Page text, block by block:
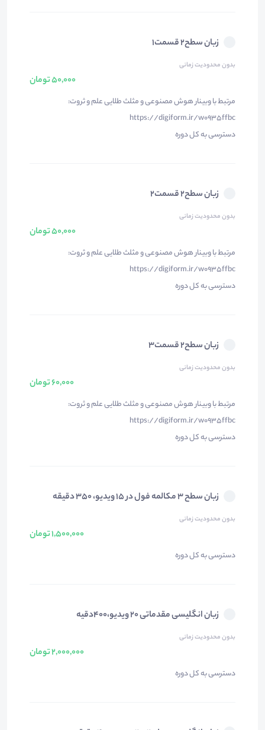
زبان سطح۲ قسمت۱
بدون محدودیت زمانی
50,000 تومان
مرتبط با وبینار هوش مصنوعی و مثلث طلایی علم و ثروت:
https://digiform.ir/w0935ffbc
دسترسی به کل دوره
زبان سطح۲ قسمت۲
بدون محدودیت زمانی
50,000 تومان
مرتبط با وبینار هوش مصنوعی و مثلث طلایی علم و ثروت:
https://digiform.ir/w0935ffbc
دسترسی به کل دوره
زبان سطح۲ قسمت۳
بدون محدودیت زمانی
60,000 تومان
مرتبط با وبینار هوش مصنوعی و مثلث طلایی علم و ثروت:
https://digiform.ir/w0935ffbc
دسترسی به کل دوره
زبان سطح ۳ مکالمه فول در ۱۵ ویدیو، ۳۵۰ دقیقه
بدون محدودیت زمانی
1,500,000 تومان
دسترسی به کل دوره
زبان انگلیسی مقدماتی ۲۰ ویدیو،۴۰۰دقیه
بدون محدودیت زمانی
2,000,000 تومان
دسترسی به کل دوره